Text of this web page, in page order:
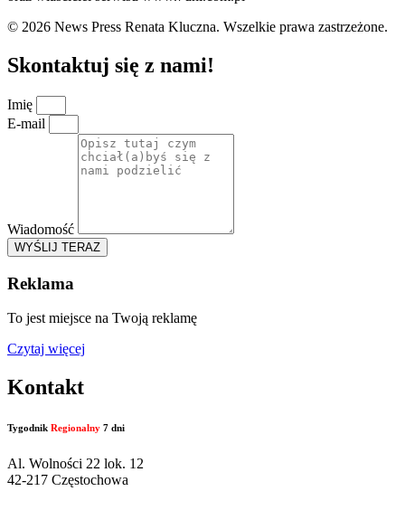
© 2026 News Press Renata Kluczna. Wszelkie prawa zastrzeżone.
Skontaktuj się z nami!
Imię
E-mail
Wiadomość
WYŚLIJ TERAZ
Reklama
To jest miejsce na Twoją reklamę
Czytaj więcej
Kontakt
Tygodnik Regionalny 7 dni
Al. Wolności 22 lok. 12
42-217 Częstochowa